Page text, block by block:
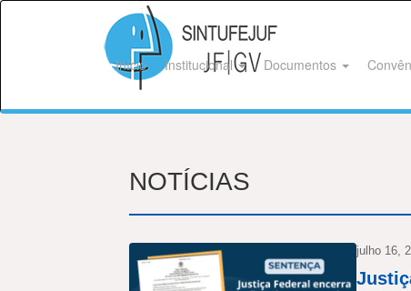
Início Institucional Documentos
NOTÍCIAS
julho 16,